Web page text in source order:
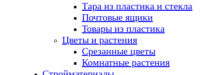
Тара из пластика и стекла
Почтовые ящики
Товары из пластика
Цветы и растения
Срезанные цветы
Комнатные растения